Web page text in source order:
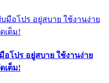
โปร อยู่สบาย ใช้งานง่าย
เต็ม!